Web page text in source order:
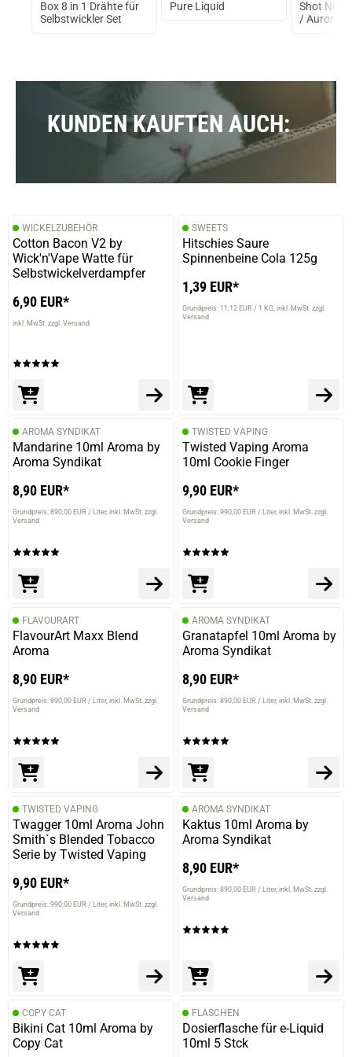
verifizierter Onlinekauf.
Die Bewertung erfolgte ohne Abgabe eines Kommentars
Ralf E.
verifizierter Onlinekauf.
Schon früher genutzt, und möchte es auch in Zukunft
29.07.2024 — via
verifizierter Onlinekauf.
08.07.2024 — via
Trustedshops.de
Rahel M.
angenehmer geschmack
13.06.2024 — via
Trustedshops.de
Hermann N.
Die Bewertung erfolgte ohne Abgabe eines Kommentars
20.03.2024 — via
Trustedshops.de
verifizierter Onlinekauf.
Die Bewertung erfolgte ohne Abgabe eines Kommentars
Trustedshops.de
Hermann N.
06.12.2023 — viaTrustedshops.de
Nektarios K.
Box 8 in 1 Drähte für
Selbstwickler Set
Pure Liquid
Shot
/ Aurora
KUNDEN KAUFTEN AUCH:
WICKELZUBEHÖR
Cotton Bacon V2 by
Wick'n'Vape Watte für
Selbstwickelverdampfer
6,90 EUR*
inkl. MwSt. zzgl. Versand
SWEETS
Hitschies Saure
Spinnenbeine Cola 125g
1,39 EUR*
Grundpreis: 11,12 EUR / 1 KG inkl. MwSt. zzgl.
Versand
AROMA SYNDIKAT
Mandarine 10ml Aroma by
Aroma Syndikat
8,90 EUR*
Grundpreis: 890,00 EUR / Liter inkl. MwSt. zzgl.
Versand
TWISTED VAPING
Twisted Vaping Aroma
10ml Cookie Finger
9,90 EUR*
Grundpreis: 990,00 EUR / Liter inkl. MwSt. zzgl.
Versand
FLAVOURART
FlavourArt Maxx Blend
Aroma
8,90 EUR*
Grundpreis: 890,00 EUR / Liter inkl. MwSt. zzgl.
Versand
AROMA SYNDIKAT
Granatapfel 10ml Aroma by
Aroma Syndikat
8,90 EUR*
Grundpreis: 890,00 EUR / Liter inkl. MwSt. zzgl.
Versand
TWISTED VAPING
Twagger 10ml Aroma John
Smith`s Blended Tobacco
Serie by Twisted Vaping
9,90 EUR*
Grundpreis: 990,00 EUR / Liter inkl. MwSt. zzgl.
Versand
AROMA SYNDIKAT
Kaktus 10ml Aroma by
Aroma Syndikat
8,90 EUR*
Grundpreis: 890,00 EUR / Liter inkl. MwSt. zzgl.
Versand
COPY CAT
Bikini Cat 10ml Aroma by
Copy Cat
FLASCHEN
Dosierflasche für e-Liquid
10ml 5 Stck